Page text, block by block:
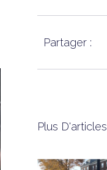
Partager :
Plus D'articles